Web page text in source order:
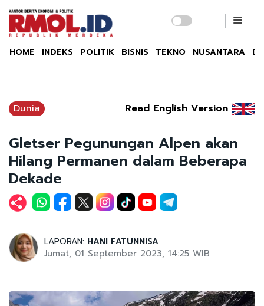
HOME INDEKS POLITIK BISNIS TEKNO NUSANTARA
Dunia Read English Version
Gletser Pegunungan Alpen akan
Hilang Permanen dalam Beberapa
Dekade
LAPORAN: HANI FATUNNISA
Jumat, 01 September 2023, 14:25 WIB